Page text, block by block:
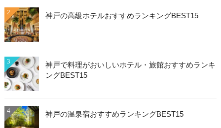
2 神戸の高級ホテルおすすめランキングBEST15
3
神戸で料理がおいしいホテル・旅館おすすめランキ
ングBEST15
4 神戸の温泉宿おすすめランキングBEST15